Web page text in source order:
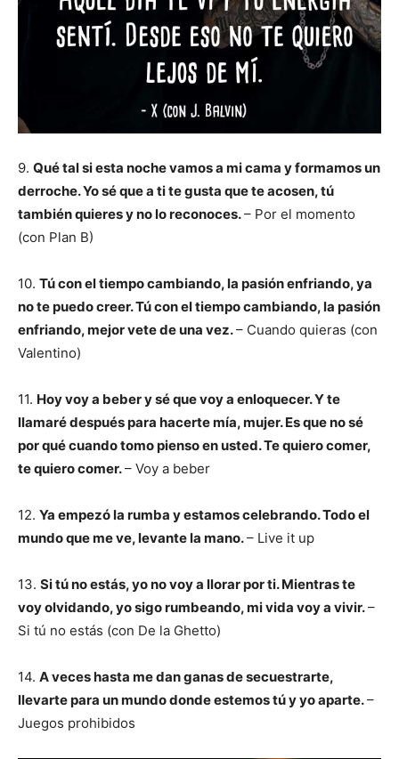
9. Qué tal si esta noche vamos a mi cama y formamos un
derroche. Yo sé que a ti te gusta que te acosen, tú
también quieres y no lo reconoces.– Por el momento
(con Plan B)
10. Tú con el tiempo cambiando, la pasión enfriando, ya
no te puedo creer. Tú con el tiempo cambiando, la pasión
enfriando, mejor vete de una vez.– Cuando quieras (con
Valentino)
11. Hoy voy a beber y sé que voy a enloquecer. Y te
llamaré después para hacerte mía, mujer. Es que no sé
por qué cuando tomo pienso en usted. Te quiero comer,
te quiero comer.– Voy a beber
12. Ya empezó la rumba y estamos celebrando. Todo el
mundo que me ve, levante la mano.– Live it up
13. Si tú no estás, yo no voy a llorar por ti. Mientras te
voy olvidando, yo sigo rumbeando, mi vida voy a vivir.–
Si tú no estás (con De la Ghetto)
14. A veces hasta me dan ganas de secuestrarte,
llevarte para un mundo donde estemos tú y yo aparte.–
Juegos prohibidos